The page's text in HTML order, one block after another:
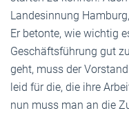
Landesinnung
Er betonte, wie wichtig
Geschäftsführung gut
geht, muss der
leid für die, die ihre
nun muss man an die